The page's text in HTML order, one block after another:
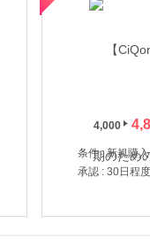
4,000
条件 : 新規購入
承認 : 30日程度